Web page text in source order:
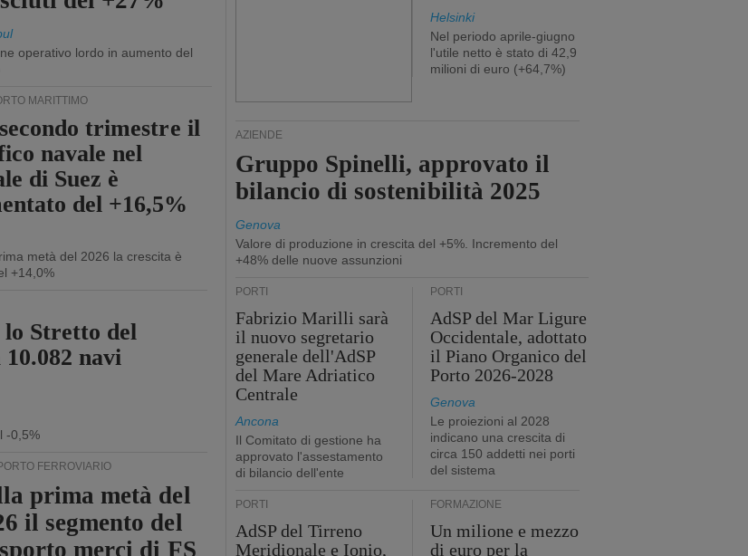
operativo lordo in aumento del
MARITTIMO
trimestre il
navale nel
di Suez è
del +16,5%
metà del 2026 la crescita è
+14,0%
lo Stretto del
navi
-0,5%
FERROVIARIO
prima metà del
il segmento del
merci di FS
Helsinki
Nel periodo aprile-giugno
l'utile netto è stato di 42,9
milioni di euro (+64,7%)
AZIENDE
Gruppo Spinelli, approvato il
bilancio di sostenibilità 2025
Genova
Valore di produzione in crescita del +5%. Incremento del
+48% delle nuove assunzioni
PORTI
Fabrizio Marilli sarà
il nuovo segretario
generale dell'AdSP
del Mare Adriatico
Centrale
Ancona
Il Comitato di gestione ha
approvato l'assestamento
di bilancio dell'ente
PORTI
AdSP del Mar Ligure
Occidentale, adottato
il Piano Organico del
Porto 2026-2028
Genova
Le proiezioni al 2028
indicano una crescita di
circa 150 addetti nei porti
del sistema
PORTI
AdSP del Tirreno
Meridionale e Ionio,
FORMAZIONE
Un milione e mezzo
di euro per la